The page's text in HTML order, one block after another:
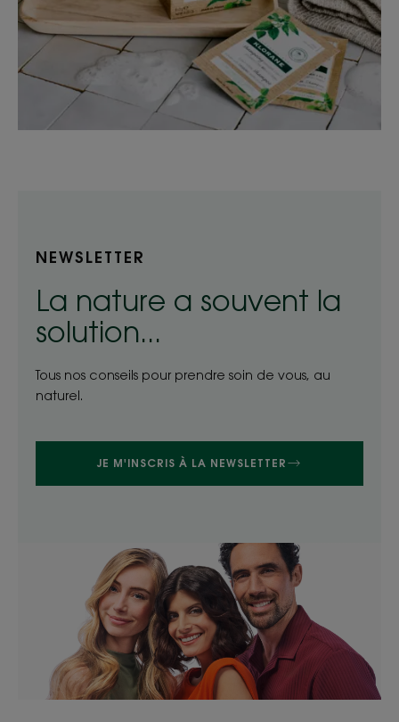
NEWSLETTER
La nature a souvent la
solution...
Tous nos conseils pour prendre soin de vous, au
naturel.
JE M'INSCRIS À LA NEWSLETTER